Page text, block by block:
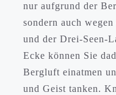
nur aufgrund der
sondern auch
und der Drei-Seen-
Ecke können Sie
Bergluft einatmen
und Geist tanken.